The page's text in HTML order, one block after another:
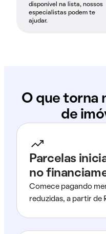
disponível na lista, nossos
especialistas podem te
ajudar.
O que torna
de
Parcelas
no
Comece pagando
reduzidas, a partir de